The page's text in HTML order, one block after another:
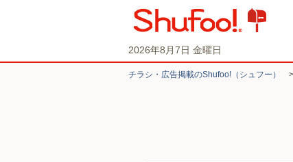
2026年8月7日 金曜日
チラシ・​広告掲載の​Shufoo!​（シュフー）